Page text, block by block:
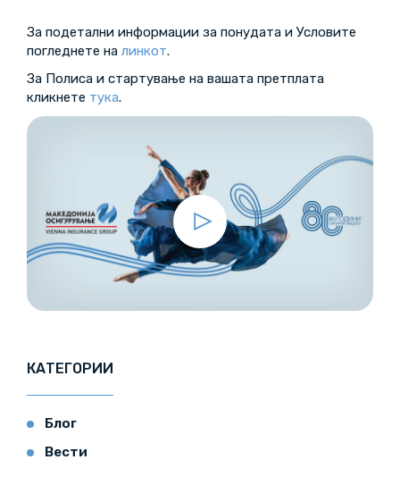
За подетални информации за понудата и Условите
погледнете на линкот.
За Полиса и стартување на вашата претплата
кликнете тука.
КАТЕГОРИИ
Блог
Вести